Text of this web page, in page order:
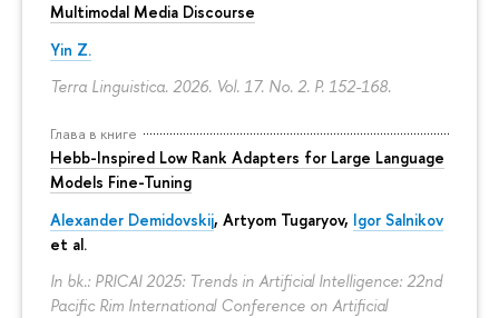
Multimodal Media Discourse
Yin Z.
Terra Linguistica. 2026. Vol. 17. No. 2. P. 152-168.
Глава в книге
Hebb-Inspired Low Rank Adapters for Large Language
Models Fine-Tuning
Alexander Demidovskij, Artyom Tugaryov, Igor Salnikov
et al.
In bk.: PRICAI 2025: Trends in Artificial Intelligence: 22nd
Pacific Rim International Conference on Artificial